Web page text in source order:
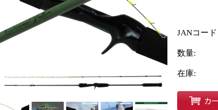
JANコー
数量:
在庫: